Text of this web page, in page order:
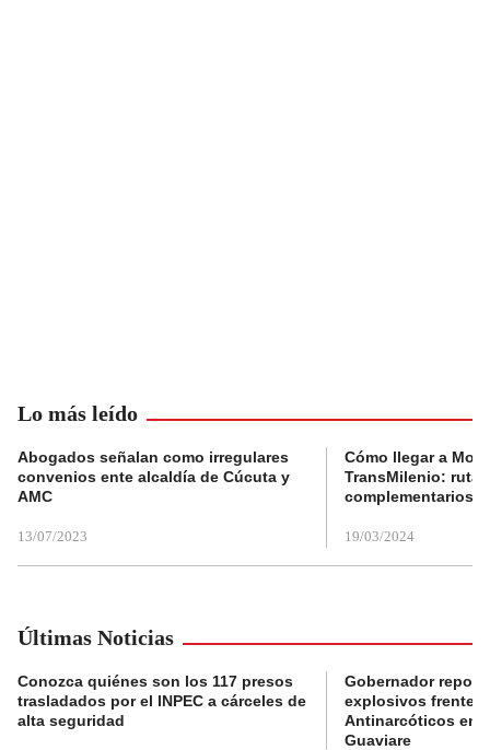
Lo más leído
Abogados señalan como irregulares
convenios ente alcaldía de Cúcuta y
AMC
13/07/2023
Cómo llegar a
TransMilenio:
complementarios
19/03/2024
Últimas Noticias
Conozca quiénes son los 117 presos
trasladados por el INPEC a cárceles de
alta seguridad
Gobernador
explosivos frente a
Antinarcóticos en
Guaviare